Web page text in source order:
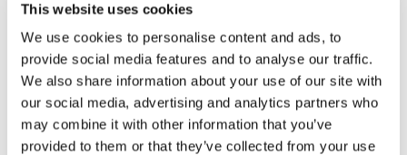
This website uses cookies
We use cookies to personalise content and ads, to
provide social media features and to analyse our traffic.
We also share information about your use of our site with
our social media, advertising and analytics partners who
may combine it with other information that you’ve
provided to them or that they’ve collected from your use